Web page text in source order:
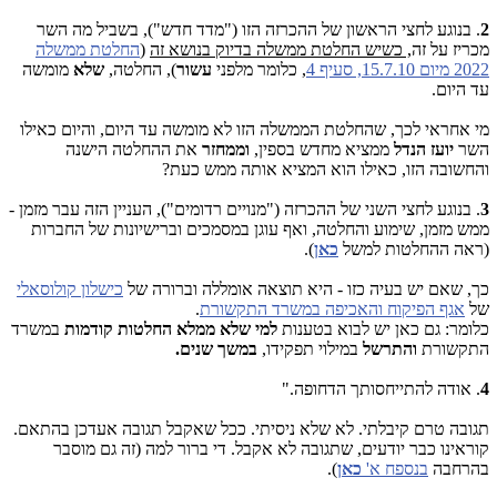
2. בנוגע לחצי הראשון של ההכרזה הזו ("מדד חדש"), בשביל מה השר
מכריז על זה, כשיש החלטת ממשלה בדיוק בנושא זה (החלטת ממשלה
2022 מיום 15.7.10, סעיף 4
, כלומר מלפני עשור), החלטה, שלא מומשה
עד היום.
מי אחראי לכך, שהחלטת הממשלה הזו לא מומשה עד היום, והיום כאילו
השר יועז הנדל ממציא מחדש בספין, וממחזר את ההחלטה הישנה
והחשובה הזו, כאילו הוא המציא אותה ממש כעת?
3. בנוגע לחצי השני של ההכרזה ("מנויים רדומים"), העניין הזה עבר מזמן -
ממש מזמן, שימוע והחלטה, ואף עוגן במסמכים וברישיונות של החברות
(ראה ההחלטות למשל כאן).
כך, שאם יש בעיה כזו - היא תוצאה אומללה וברורה של כישלון קולוסאלי
של אגף הפיקוח והאכיפה במשרד התקשורת.
כלומר: גם כאן יש לבוא בטענות למי שלא ממלא החלטות קודמות במשרד
התקשורת והתרשל במילוי תפקידו, במשך שנים.
4. אודה להתייחסותך הדחופה."
תגובה טרם קיבלתי. לא שלא ניסיתי. ככל שאקבל תגובה אעדכן בהתאם.
קוראינו כבר יודעים, שתגובה לא אקבל. די ברור למה (זה גם מוסבר
בהרחבה בנספח א' כאן).